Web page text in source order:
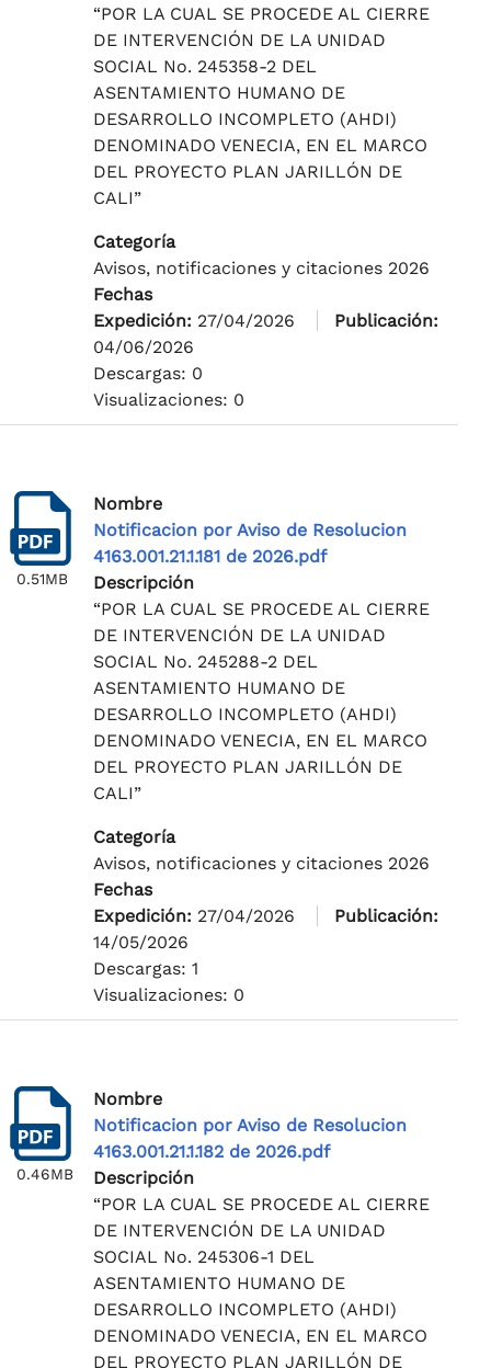
“POR LA CUAL SE PROCEDE AL CIERRE
DE INTERVENCIÓN DE LA UNIDAD
SOCIAL No. 245358-2 DEL
ASENTAMIENTO HUMANO DE
DESARROLLO INCOMPLETO (AHDI)
DENOMINADO VENECIA, EN EL MARCO
DEL PROYECTO PLAN JARILLÓN DE
CALI”
Categoría
Avisos, notificaciones y citaciones 2026
Fechas
Expedición: 27/04/2026
Publicación:
04/06/2026
Descargas: 0
Visualizaciones: 0
0.51MB
Nombre
Notificacion por Aviso de Resolucion
4163.001.21.1.181 de 2026.pdf
Descripción
“POR LA CUAL SE PROCEDE AL CIERRE
DE INTERVENCIÓN DE LA UNIDAD
SOCIAL No. 245288-2 DEL
ASENTAMIENTO HUMANO DE
DESARROLLO INCOMPLETO (AHDI)
DENOMINADO VENECIA, EN EL MARCO
DEL PROYECTO PLAN JARILLÓN DE
CALI”
Categoría
Avisos, notificaciones y citaciones 2026
Fechas
Expedición: 27/04/2026
Publicación:
14/05/2026
Descargas: 1
Visualizaciones: 0
0.46MB
Nombre
Notificacion por Aviso de Resolucion
4163.001.21.1.182 de 2026.pdf
Descripción
“POR LA CUAL SE PROCEDE AL CIERRE
DE INTERVENCIÓN DE LA UNIDAD
SOCIAL No. 245306-1 DEL
ASENTAMIENTO HUMANO DE
DESARROLLO INCOMPLETO (AHDI)
DENOMINADO VENECIA, EN EL MARCO
DEL PROYECTO PLAN JARILLÓN DE